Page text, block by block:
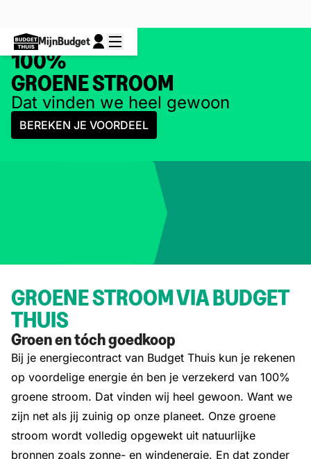
MijnBudget
100%
GROENE STROOM
Dat vinden we heel gewoon
BEREKEN JE VOORDEEL
GROENE STROOM VIA BUDGET
THUIS
Groen en tóch goedkoop
Bij je energiecontract van Budget Thuis kun je rekenen
op voordelige energie én ben je verzekerd van 100%
groene stroom. Dat vinden wij heel gewoon. Want we
zijn net als jij zuinig op onze planeet. Onze groene
stroom wordt volledig opgewekt uit natuurlijke
bronnen zoals zonne- en windenergie. En dat zonder